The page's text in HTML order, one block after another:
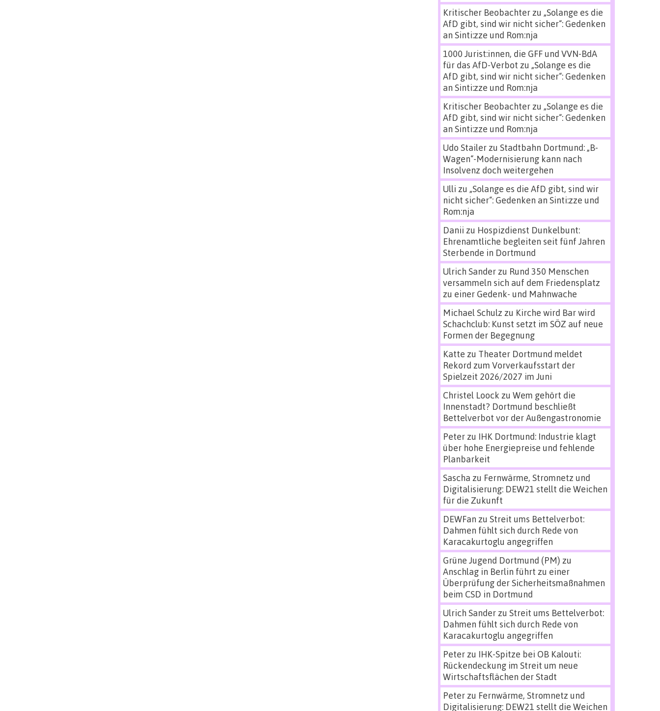
Kritischer Beobachterzu „Solange es die
AfD gibt, sind wir nicht sicher“: Gedenken
an Sinti:zze und Rom:nja
1000 Jurist:innen, die GFF und VVN-BdA
für das AfD-Verbot zu „Solange es die
AfD gibt, sind wir nicht sicher“: Gedenken
an Sinti:zze und Rom:nja
Kritischer Beobachterzu „Solange es die
AfD gibt, sind wir nicht sicher“: Gedenken
an Sinti:zze und Rom:nja
Udo Stailerzu Stadtbahn Dortmund: „B-
Wagen“-Modernisierung kann nach
Insolvenz doch weitergehen
Ulli zu „Solange es die AfD gibt, sind wir
nicht sicher“: Gedenken an Sinti:zze und
Rom:nja
Danii zu Hospizdienst Dunkelbunt:
Ehrenamtliche begleiten seit fünf Jahren
Sterbende in Dortmund
Ulrich Sanderzu Rund 350 Menschen
versammeln sich auf dem Friedensplatz
zu einer Gedenk- und Mahnwache
Michael Schulz zu Kirche wird Bar wird
Schachclub: Kunst setzt im SÖZ auf neue
Formen der Begegnung
Katte zu Theater Dortmund meldet
Rekord zum Vorverkaufsstart der
Spielzeit 2026/2027 im Juni
Christel Loock zu Wem gehört die
Innenstadt? Dortmund beschließt
Bettelverbot vor der Außengastronomie
Peterzu IHK Dortmund: Industrie klagt
über hohe Energiepreise und fehlende
Planbarkeit
Sascha zu Fernwärme, Stromnetz und
Digitalisierung: DEW21 stellt die Weichen
für die Zukunft
DEWFan zu Streit ums Bettelverbot:
Dahmen fühlt sich durch Rede von
Karacakurtoglu angegriffen
Grüne Jugend Dortmund (PM) zu
Anschlag in Berlin führt zu einer
Überprüfung der Sicherheitsmaßnahmen
beim CSD in Dortmund
Ulrich Sanderzu Streit ums Bettelverbot:
Dahmen fühlt sich durch Rede von
Karacakurtoglu angegriffen
Peterzu IHK-Spitze bei OB Kalouti:
Rückendeckung im Streit um neue
Wirtschaftsflächen der Stadt
Peterzu Fernwärme, Stromnetz und
Digitalisierung: DEW21 stellt die Weichen